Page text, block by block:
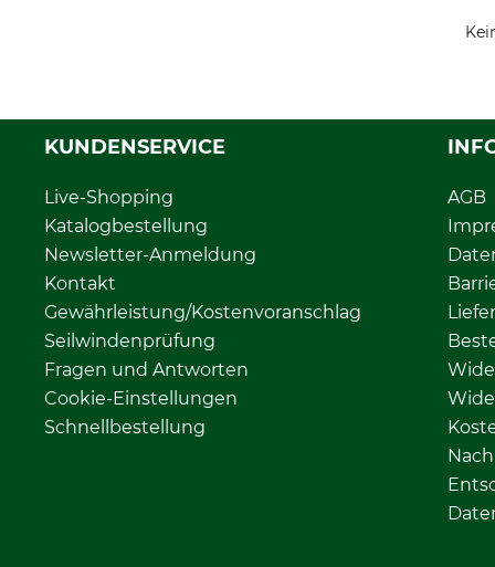
KUNDENSERVICE
Live-Shopping
Katalogbestellung
Newsletter-Anmeldung
Kontakt
Gewährleistung/Kostenvoranschlag
Seilwindenprüfung
Fragen und Antworten
Cookie-Einstellungen
Schnellbestellung
AGB